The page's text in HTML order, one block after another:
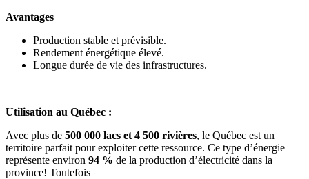
Avantages
Production stable et prévisible.
Rendement énergétique élevé.
Longue durée de vie des infrastructures.
Utilisation au Québec :
Avec plus de 500 000 lacs et 4 500 rivières, le Québec est un
territoire parfait pour exploiter cette ressource. Ce type d’énergie
représente environ 94 % de la production d’électricité dans la
province! Toutefois